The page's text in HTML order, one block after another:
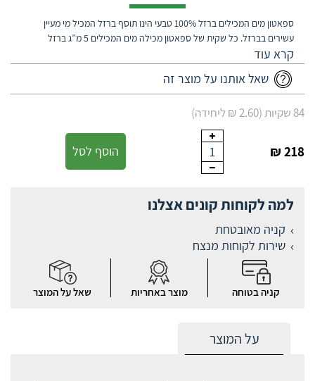
ספאטון מים המכילים ברזל 100% טבעי הינו תוסף ברזל המכיל מי מעיין
עשירים בברזל. כל שקית של ספאטון מכילה מים המכילים 5 מ”ג ברזל
אלמנטלי בהרכב ברזל סולפאט (ברזל דו ערכי).
שאל אותנו על מוצר זה
84 שקיות (2.60 ₪ ליחידה)
218 ₪
1 הוסף לסל
למה לקוחות קונים אצלנו
קניה מאובטחת
שירות לקוחות מנצח
קניה בטוחה מוצר באחריות שאל על המוצר
על המוצר